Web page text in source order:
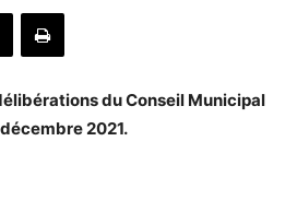
du Conseil Municipal
2021.